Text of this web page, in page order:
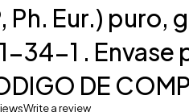
Ph. Eur.) puro,
34-1 . Envase
DE
Write a review